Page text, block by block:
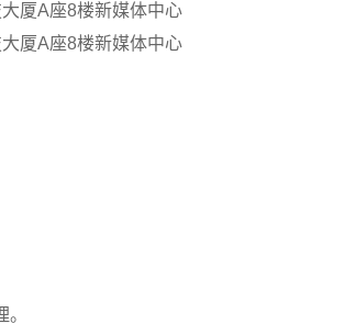
厦A座8楼新媒体中心
厦A座8楼新媒体中心